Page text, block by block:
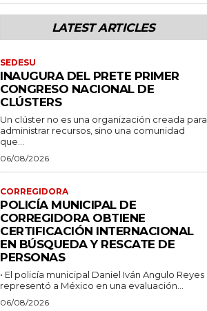
LATEST ARTICLES
SEDESU
INAUGURA DEL PRETE PRIMER
CONGRESO NACIONAL DE
CLÚSTERS
Un clúster no es una organización creada para
administrar recursos, sino una comunidad
que...
06/08/2026
CORREGIDORA
POLICÍA MUNICIPAL DE
CORREGIDORA OBTIENE
CERTIFICACIÓN INTERNACIONAL
EN BÚSQUEDA Y RESCATE DE
PERSONAS
• El policía municipal Daniel Iván Angulo Reyes
representó a México en una evaluación...
06/08/2026